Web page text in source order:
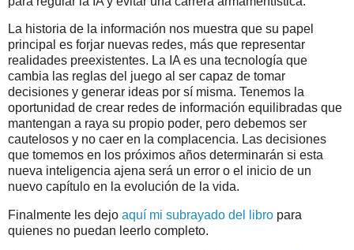
La historia de la información nos muestra que su papel
principal es forjar nuevas redes, más que representar
realidades preexistentes. La IA es una tecnología que
cambia las reglas del juego al ser capaz de tomar
decisiones y generar ideas por sí misma. Tenemos la
oportunidad de crear redes de información equilibradas que
mantengan a raya su propio poder, pero debemos ser
cautelosos y no caer en la complacencia. Las decisiones
que tomemos en los próximos años determinarán si esta
nueva inteligencia ajena será un error o el inicio de un
nuevo capítulo en la evolución de la vida.
Finalmente les dejo aquí mi subrayado del libro para
quienes no puedan leerlo completo.